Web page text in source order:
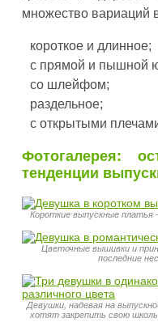
множество вариаций
короткое и длинное;
с прямой и пышной
со шлейфом;
раздельное;
с открытыми
Фотогалерея:
тенденции
Короткие выпускные платья
Цветочные вышивки и
последние
Девушки, надевая на
хотят закрепить свою